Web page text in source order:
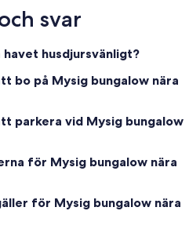
svar
husdjursvänligt?
bo på Mysig bungalow nära
parkera vid Mysig bungalow
för Mysig bungalow nära
för Mysig bungalow nära